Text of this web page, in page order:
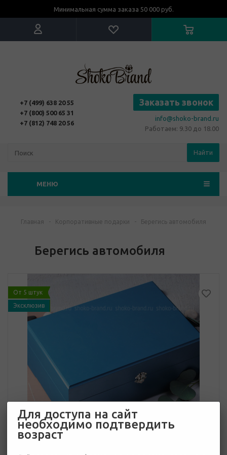
Минимальная сумма заказа 50 000 руб.
+7 (499) 638 20 55
+7 (800) 500 65 31
+7 (812) 748 20 56
Заказать звонок
info@shoko-brand.ru
Работаем: 9.30 до 18.00
Найти
МЕНЮ
Главная - Корпоративные подарки - Берегись автомобиля
Берегись автомобиля
От 5 штук
Эксклюзив
Для доступа на сайт
необходимо подтвердить
возраст